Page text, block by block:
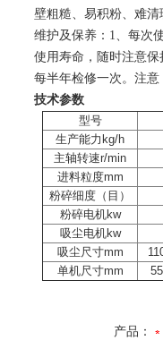
壁粗糙、易积粉、难
维护及保养：1、每次
使用寿命，随时注意
每半年检修一次。注意
技术参数
型号
生产能力kg/h
主轴转速r/min
进料粒度mm
粉碎细度（目）
粉碎电机kw
吸尘电机kw
吸尘尺寸mm
单机尺寸mm
产品：